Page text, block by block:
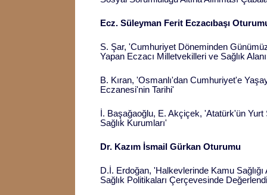
Ecz. Süleyman Ferit Eczacıbaşı
S. Şar, 'Cumhuriyet Döneminden
Yapan Eczacı Milletvekilleri ve Sağlık
B. Kıran, 'Osmanlı'dan Cumhuriyet'e
Eczanesi'nin Tarihi'
İ. Başağaoğlu, E. Akçiçek, 'Atatürk'ün
Sağlık Kurumları'
Dr. Kazım İsmail Gürkan Oturumu
D.İ. Erdoğan, 'Halkevlerinde Kamu
Sağlık Politikaları Çerçevesinde